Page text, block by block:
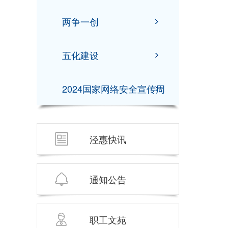
两争一创
五化建设
2024国家网络安全宣传周
泾惠快讯
通知公告
职工文苑